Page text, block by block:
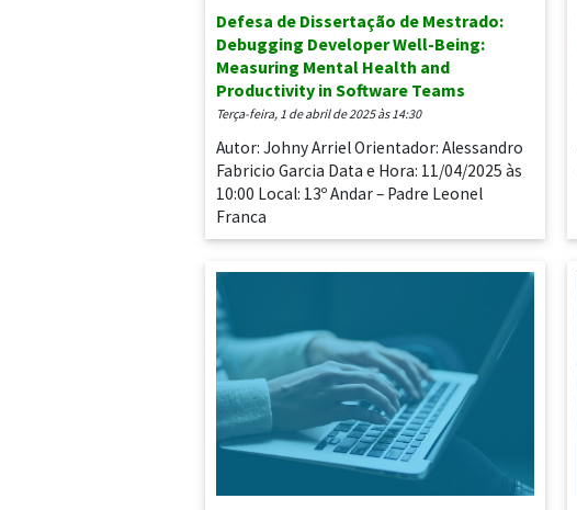
Defesa de Dissertação de Mestrado:
Debugging Developer Well-Being:
Measuring Mental Health and
Productivity in Software Teams
terça-feira, 1 de abril de 2025 às 14:30
Autor: Johny Arriel Orientador: Alessandro
Fabricio Garcia Data e Hora: 11/04/2025 às
10:00 Local: 13º Andar – Padre Leonel
Franca